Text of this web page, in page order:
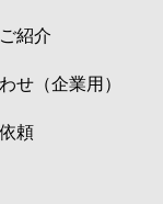
紹介
せ（企業用）
頼